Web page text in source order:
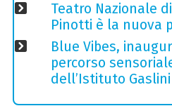
Teatro Nazionale
Pinotti è la nuova
Blue Vibes,
percorso
dell’Istituto Gaslini